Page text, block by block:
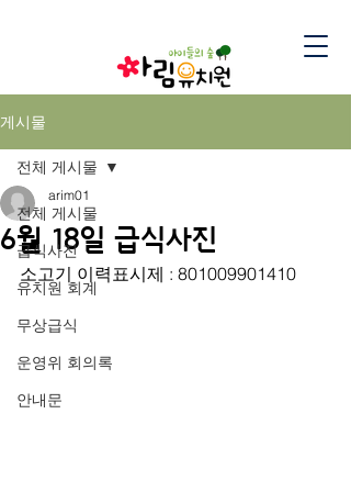
게시물
전체 게시물
급식사진
유치원 회계
무상급식
운영위 회의록
안내문
전체 게시물
6월 18일 급식사진
arim01
소고기 이력표시제 : 801009901410